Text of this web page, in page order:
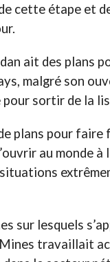
cette étape et
ait des plans
malgré son
pour sortir de la
plans pour faire
au monde à
sur lesquels
Mines travaillait